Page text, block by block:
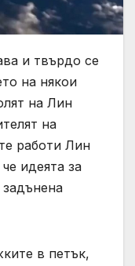
и твърдо се
на някои
на Лин
на
работи Лин
идеята за
в петък,